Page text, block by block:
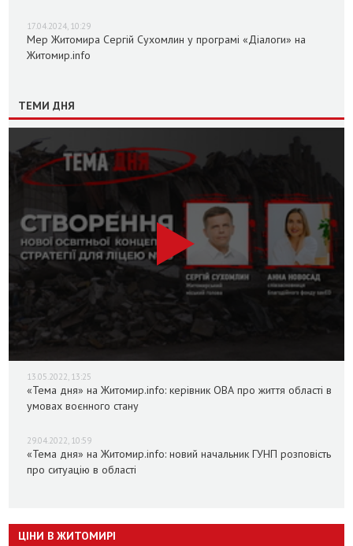
17.04.2024, 10:29
Мер Житомира Сергій Сухомлин у програмі «Діалоги» на
Житомир.info
ТЕМИ ДНЯ
13.05.2022, 13:25
«Тема дня» на Житомир.info: керівник ОВА про життя області в
умовах воєнного стану
29.04.2022, 10:59
«Тема дня» на Житомир.info: новий начальник ГУНП розповість
про ситуацію в області
ЦІНИ В ЖИТОМИРІ